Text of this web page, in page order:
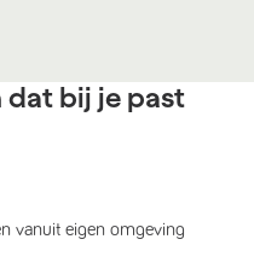
dat bij je past
vanuit eigen omgeving